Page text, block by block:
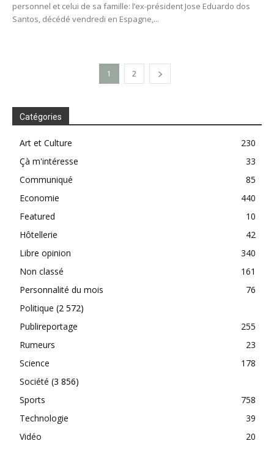
personnel et celui de sa famille: l’ex-président Jose Eduardo dos
Santos, décédé vendredi en Espagne,...
1 2
Catégories
Art et Culture
230
Çà m'intéresse
33
Communiqué
85
Economie
440
Featured
10
Hôtellerie
42
Libre opinion
340
Non classé
161
Personnalité du mois
76
Politique (2 572)
Publireportage
255
Rumeurs
23
Science
178
Société (3 856)
Sports
758
Technologie
39
Vidéo
20